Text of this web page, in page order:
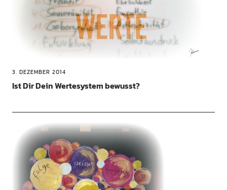
3. DEZEMBER 2014
Ist Dir Dein Wertesystem bewusst?